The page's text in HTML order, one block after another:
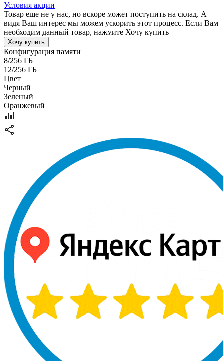
Условия акции
Товар еще не у нас, но вскоре может поступить на склад. А
видя Ваш интерес мы можем ускорить этот процесс. Если Вам
необходим данный товар, нажмите Хочу купить
Хочу купить
Конфигурация памяти
8/256 ГБ
12/256 ГБ
Цвет
Черный
Зеленый
Оранжевый